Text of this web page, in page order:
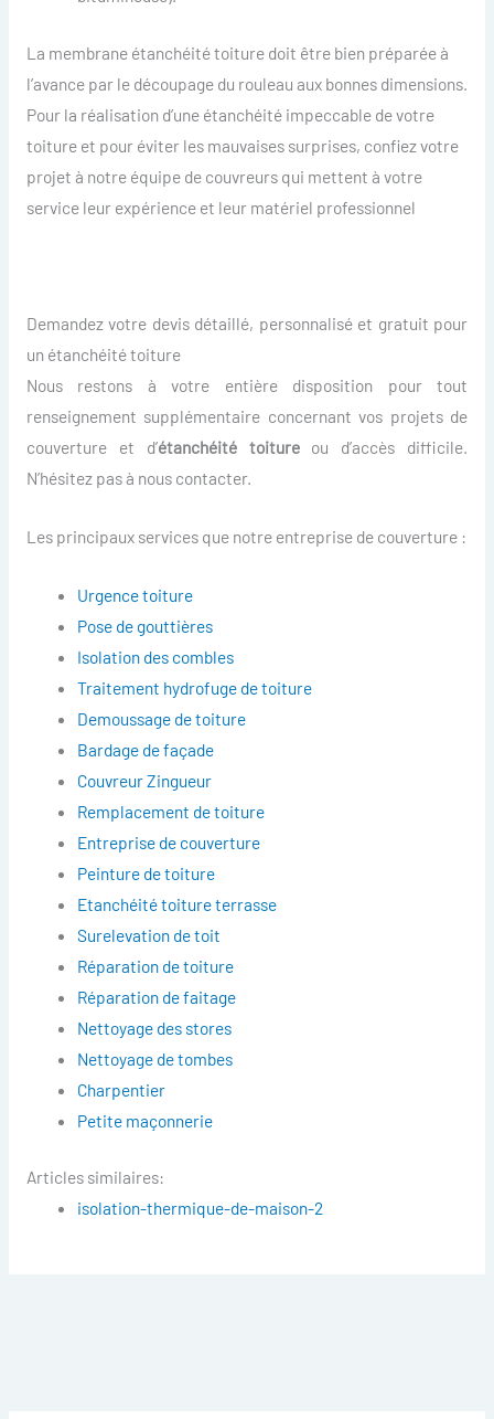
La membrane étanchéité toiture doit être bien préparée à
l’avance par le découpage du rouleau aux bonnes dimensions.
Pour la réalisation d’une étanchéité impeccable de votre
toiture et pour éviter les mauvaises surprises, confiez votre
projet à notre équipe de couvreurs qui mettent à votre
service leur expérience et leur matériel professionnel
Demandez votre devis détaillé, personnalisé et gratuit pour
un étanchéité toiture
Nous restons à votre entière disposition pour tout
renseignement supplémentaire concernant vos projets de
couverture et d’étanchéité toitureou d’accès difficile.
N’hésitez pas à nous contacter.
Les principaux services que notre entreprise de couverture :
Urgence toiture
Pose de gouttières
Isolation des combles
Traitement hydrofuge de toiture
Demoussage de toiture
Bardage de façade
Couvreur Zingueur
Remplacement de toiture
Entreprise de couverture
Peinture de toiture
Etanchéité toiture terrasse
Surelevation de toit
Réparation de toiture
Réparation de faitage
Nettoyage des stores
Nettoyage de tombes
Charpentier
Petite maçonnerie
Articles similaires:
isolation-thermique-de-maison-2